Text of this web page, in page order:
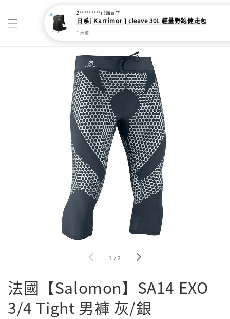
1 /2
法國【Salomon】SA14 EXO
3/4 Tight 男褲 灰/銀
Z*********已購買了
日系[ Karrimor ] cleave 30L 輕量野跑健走包
1 天前